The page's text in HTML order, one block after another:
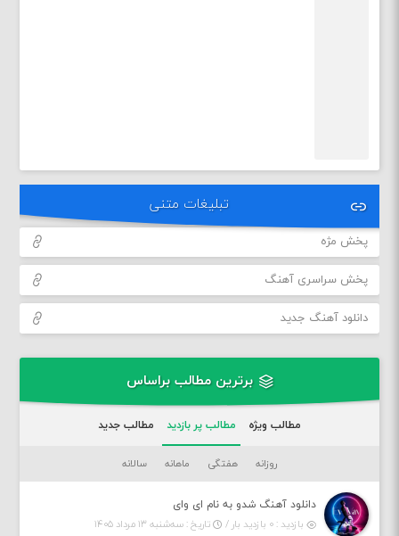
تبلیغات متنی
پخش مژه
پخش سراسری آهنگ
دانلود آهنگ جدید
برترین مطالب براساس
مطالب ویژه مطالب پر بازدید مطالب جدید
روزانه هفتگی ماهانه سالانه
دانلود آهنگ شدو به نام ای وای
بازدید : ۰ بازدید بار /
تاریخ : سه‌شنبه ۱۳ مرداد ۱۴۰۵